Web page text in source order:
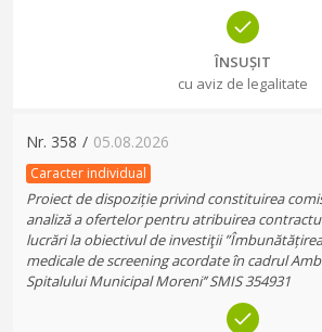
ÎNSUȘIT
cu aviz de legalitate
Nr. 358 / 05.08.2026
Caracter individual
Proiect de dispoziție privind constituirea
analiză a ofertelor pentru atribuirea
lucrări la obiectivul de investiţii
medicale de screening acordate în cadrul
Spitalului Municipal Moreni’’ SMIS 354931